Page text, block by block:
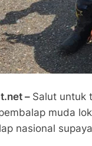
– Salut untuk
muda
nasional